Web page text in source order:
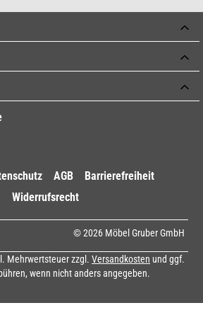
AGB
Barrierefreiheit
Widerrufsrecht
© 2026 Möbel Gruber GmbH
Mehrwertsteuer zzgl. Versandkosten und ggf.
wenn nicht anders angegeben.